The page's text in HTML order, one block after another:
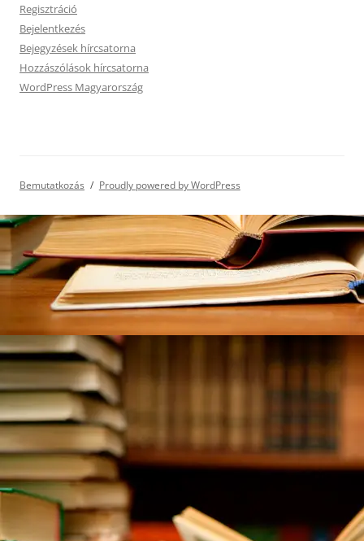
Regisztráció
Bejelentkezés
Bejegyzések hírcsatorna
Hozzászólások hírcsatorna
WordPress Magyarország
Bemutatkozás Proudly powered by WordPress